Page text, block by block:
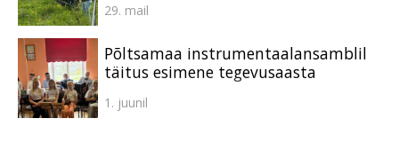
29. mail
Põltsamaa instrumentaalansamblil
täitus esimene tegevusaasta
1. juunil